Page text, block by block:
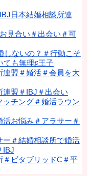
日本結婚相談所連
見合い＃出会い＃可
しないの？＃行動こそ
ても無理♯王子
連盟＃婚活＃会員を大
連盟＃IBJ＃出会い
ッチング＃婚活ラウン
お悩み＃アラサー＃
ー＃結婚相談所で婚活
IBJ
＃ビタブリッドC＃平